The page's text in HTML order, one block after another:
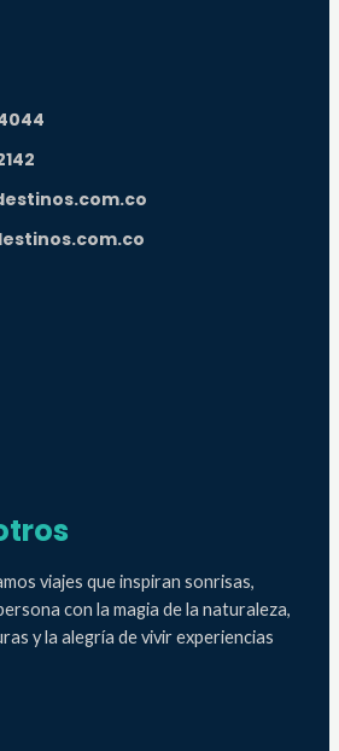
viajes que inspiran sonrisas,
con la magia de la naturaleza,
y la alegría de vivir experiencias